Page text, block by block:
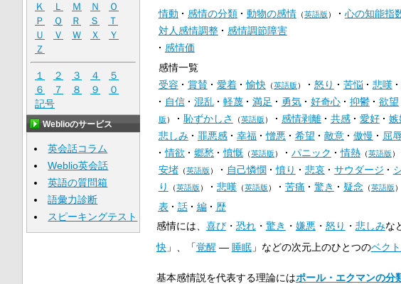
情動 感情の分類 動物の感情（英語版） 心の知能指
対人感情調整
感情調節障害
感情価
感情一覧
受容
賞賛 愛着 愉快（英語版） 怒り 苦悩 悲嘆
自信
混乱 軽蔑 満足 勇気 好奇心 抑鬱 欲望
版） 恥ずかしさ （英語版） 感情剥離 共感 愛好 嫉
悲しみ
罪悪感 幸福 憎悪 希望 敵意 傲慢 屈
情欲
郷愁 憤慨（英語版） パニック 情熱（英語版）
安堵（英語版） 自己憐憫 憤り 悲哀 サウダージ
り
（英語版） 悲嘆（英語版） 苦痛 驚き 疑念（英語版）
表
話 編
歴
感情には、 喜び・ 恐れ・ 驚き ・ 嫌悪・ 怒り ・ 悲しみな
快」、「覚醒 ― 睡眠」などの次元上のひとつのベク
基本感情説を代表する理論にはポール・エクマンの分
Ｋ
Ｌ Ｍ Ｎ
Ｏ
Ｐ
Ｑ Ｒ Ｓ
Ｔ
Ｕ
Ｖ Ｗ Ｘ
Ｙ
Ｚ
１ ２ ３ ４
５
６
７ ８ ９
０
記号
Weblioのサービス
英会話コラム
Weblio英会話
英語の質問箱
語彙力診断
スピーキングテスト